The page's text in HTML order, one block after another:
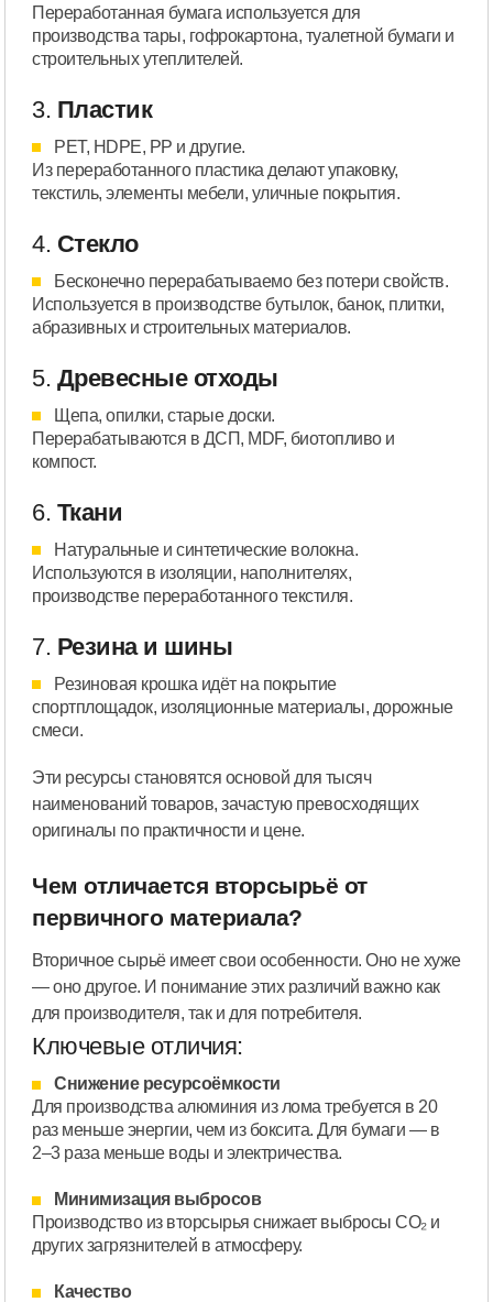
Переработанная бумага используется для
производства тары, гофрокартона, туалетной бумаги и
строительных утеплителей.
3. Пластик
PET, HDPE, PP и другие.
Из переработанного пластика делают упаковку,
текстиль, элементы мебели, уличные покрытия.
4. Стекло
Бесконечно перерабатываемо без потери свойств.
Используется в производстве бутылок, банок, плитки,
абразивных и строительных материалов.
5. Древесные отходы
Щепа, опилки, старые доски.
Перерабатываются в ДСП, MDF, биотопливо и
компост.
6. Ткани
Натуральные и синтетические волокна.
Используются в изоляции, наполнителях,
производстве переработанного текстиля.
7. Резина и шины
Резиновая крошка идёт на покрытие
спортплощадок, изоляционные материалы, дорожные
смеси.
Эти ресурсы становятся основой для тысяч
наименований товаров, зачастую превосходящих
оригиналы по практичности и цене.
Чем отличается вторсырьё от
первичного материала?
Вторичное сырьё имеет свои особенности. Оно не хуже
— оно другое. И понимание этих различий важно как
для производителя, так и для потребителя.
Ключевые отличия:
Снижение ресурсоёмкости
Для производства алюминия из лома требуется в 20
раз меньше энергии, чем из боксита. Для бумаги — в
2–3 раза меньше воды и электричества.
Минимизация выбросов
Производство из вторсырья снижает выбросы CO₂ и
других загрязнителей в атмосферу.
Качество